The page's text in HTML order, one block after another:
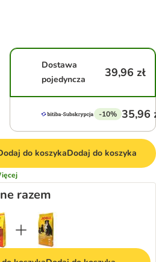
Dostawa
pojedyncza
39,96 zł
-10% 35,96
do koszykaDodaj do koszyka
razem